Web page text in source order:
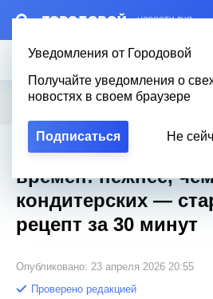
– НОВОСТИ ДНЯ
Уведомления от Городовой
Получайте уведомления о
новостях в своем браузере
Подписаться Не
Новости Эксклюзив Вопросы о
Городовой Полезное / Дворянское печенье
Дворянское
времён: нежнее,
кондитерских —
рецепт за 30 минут
Опубликовано: 23 апреля 2026 20:55
Проверено редакцией